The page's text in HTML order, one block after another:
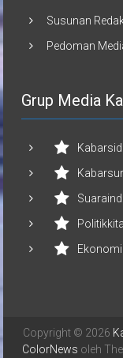
Susunan
Pedoman
Grup Media
Copyright © 2026
ColorNews oleh